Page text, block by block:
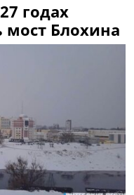
годах
Блохина